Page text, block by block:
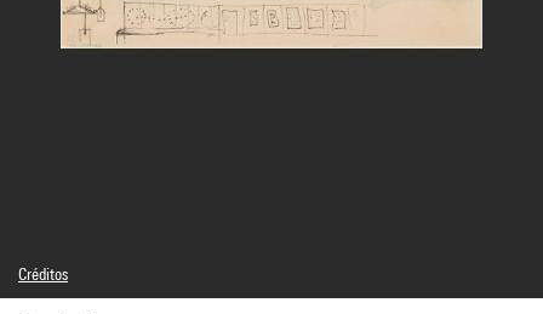
Créditos
Leyenda : Recto